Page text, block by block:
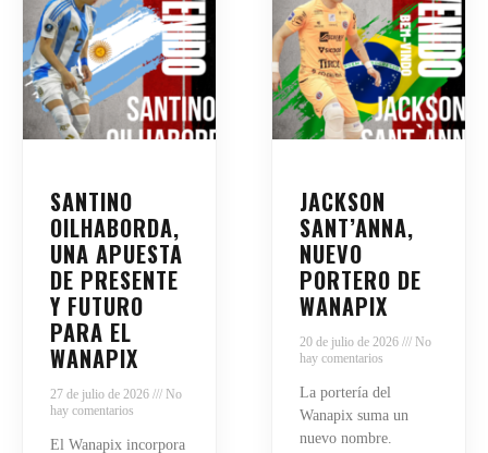
SANTINO
OILHABORDA,
UNA APUESTA
DE PRESENTE
Y FUTURO
PARA EL
WANAPIX
27 de julio de 2026
No
hay comentarios
El Wanapix incorpora
JACKSON
SANT’ANNA,
NUEVO
PORTERO DE
WANAPIX
20 de julio de 2026
No
hay comentarios
La portería del
Wanapix suma un
nuevo nombre.